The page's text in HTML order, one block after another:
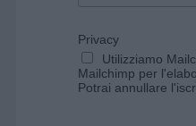
Privacy
Utilizziamo
Mailchimp per
Potrai annullare